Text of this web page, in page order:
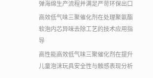
弹海绵生产流程并满足严苛环保出口
高效低气味三聚催化剂在处理聚氨酯
软泡内芯异味去除工艺的技术应用指
导
高性能高效低气味三聚催化剂在提升
儿童泡沫玩具安全性与触感表现分析